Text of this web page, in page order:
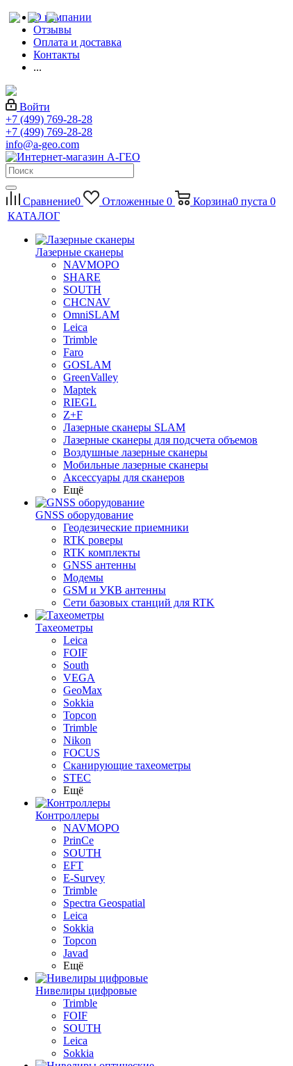
О компании
Отзывы
Оплата и доставка
Контакты
...
Войти
+7 (499) 769-28-28
+7 (499) 769-28-28
info@a-geo.com
Сравнение0 Отложенные 0 Корзина0 пуста 0
КАТАЛОГ
Лазерные сканеры
NAVMOPO
SHARE
SOUTH
CHCNAV
OmniSLAM
Leica
Trimble
Faro
GOSLAM
GreenValley
Maptek
RIEGL
Z+F
Лазерные сканеры SLAM
Лазерные сканеры для подсчета объемов
Воздушные лазерные сканеры
Мобильные лазерные сканеры
Аксессуары для сканеров
Ещё
GNSS оборудование
Геодезические приемники
RTK роверы
RTK комплекты
GNSS антенны
Модемы
GSM и УКВ антенны
Сети базовых станций для RTK
Тахеометры
Leica
FOIF
South
VEGA
GeoMax
Sokkia
Topcon
Trimble
Nikon
FOCUS
Сканирующие тахеометры
STEC
Ещё
Контроллеры
NAVMOPO
PrinCe
SOUTH
EFT
E-Survey
Trimble
Spectra Geospatial
Leica
Sokkia
Topcon
Javad
Ещё
Нивелиры цифровые
Trimble
FOIF
SOUTH
Leica
Sokkia